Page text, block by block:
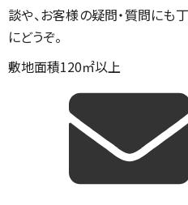
談や、お客様の疑問・質問にも
にどうぞ。
敷地面積120㎡以上